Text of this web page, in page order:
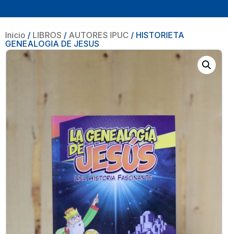
Inicio / LIBROS / AUTORES IPUC / HISTORIETA
GENEALOGIA DE JESUS